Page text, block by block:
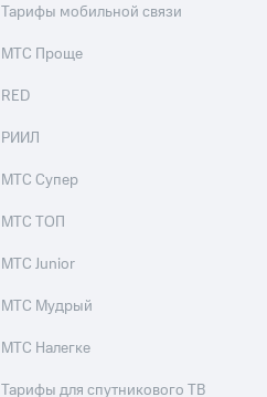
Тарифы мобильной связи
МТС Проще
RED
РИИЛ
МТС Супер
МТС ТОП
МТС Junior
МТС Мудрый
МТС Налегке
Тарифы для спутникового ТВ